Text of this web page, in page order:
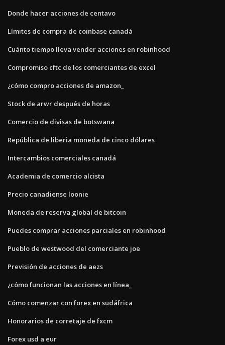
Donde hacer acciones de centavo
Límites de compra de coinbase canadá
Cuánto tiempo lleva vender acciones en robinhood
Compromiso cftc de los comerciantes de excel
¿cómo compro acciones de amazon_
Stock de arwr después de horas
Comercio de divisas de botswana
República de liberia moneda de cinco dólares
Intercambios comerciales canadá
Academia de comercio alcista
Precio canadiense loonie
Moneda de reserva global de bitcoin
Puedes comprar acciones parciales en robinhood
Pueblo de westwood del comerciante joe
Previsión de acciones de aezs
¿cómo funcionan las acciones en línea_
Cómo comenzar con forex en sudáfrica
Honorarios de corretaje de fxcm
Forex usd a eur